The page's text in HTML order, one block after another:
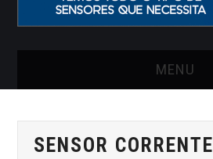
MENU
ARTIGOS
SENSOR CORRENTE